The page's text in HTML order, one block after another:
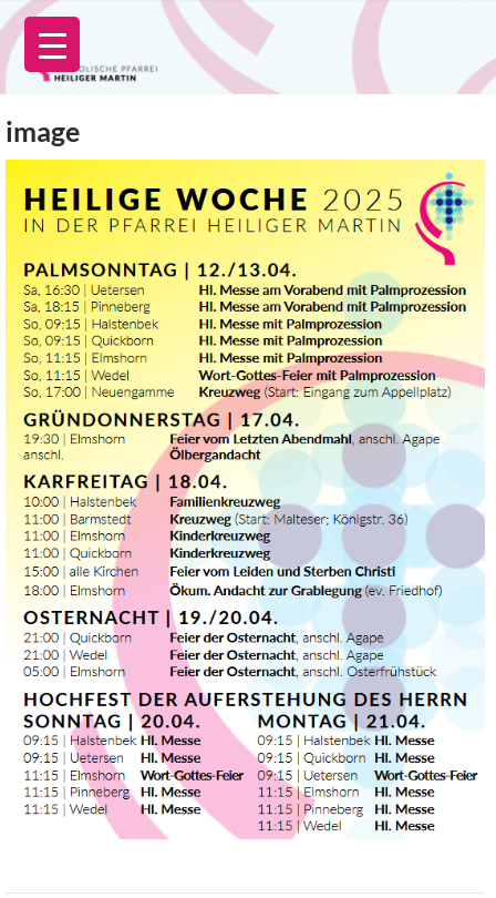
Zum
Inhalt
springen
image